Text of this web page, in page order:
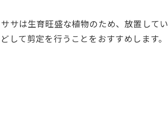
サは生育旺盛な植物のため、放置して
して剪定を行うことをおすすめします。